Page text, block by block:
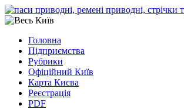
Головна
Підприємства
Рубрики
Офіційний Київ
Карта Києва
Реєстрація
PDF